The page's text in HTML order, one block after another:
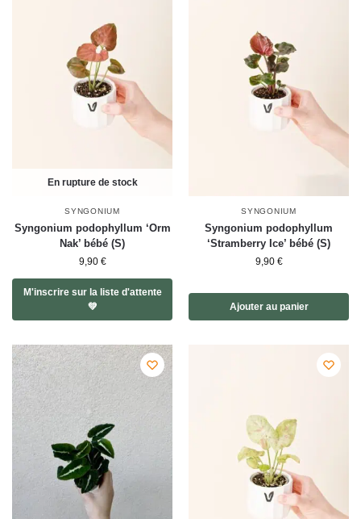
En rupture de stock
SYNGONIUM
Syngonium podophyllum ‘Orm
Nak’ bébé (S)
9,90 €
M'inscrire sur la liste d'attente
💚
SYNGONIUM
Syngonium podophyllum
‘Stramberry Ice’ bébé (S)
9,90 €
Ajouter au panier